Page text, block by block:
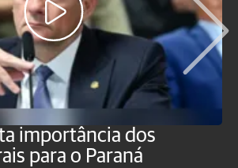
importância dos
para o Paraná